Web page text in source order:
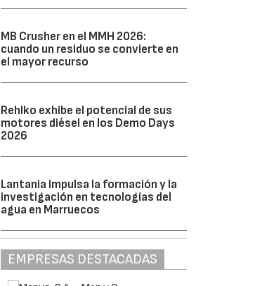
MB Crusher en el MMH 2026:
cuando un residuo se convierte en
el mayor recurso
Rehlko exhibe el potencial de sus
motores diésel en los Demo Days
2026
Lantania impulsa la formación y la
investigación en tecnologías del
agua en Marruecos
EMPRESAS DESTACADAS